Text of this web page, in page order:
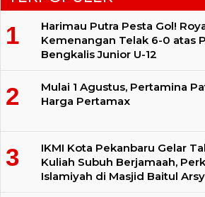
Harimau Putra Pesta Gol!
Kemenangan Telak 6-0 atas
Bengkalis Junior U-12
Mulai 1 Agustus, Pertamina
Harga Pertamax
IKMI Kota Pekanbaru Gelar
Kuliah Subuh Berjamaah,
Islamiyah di Masjid Baitul Arsy